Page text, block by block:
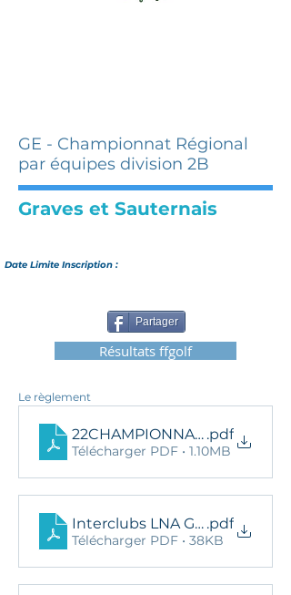
GE - Championnat Régional
par équipes division 2B
Graves et Sauternais
Date Limite Inscription :
Partager
Résultats ffgolf
Le règlement
22CHAMPIONNAT REGIONAL
.pdf
Télécharger PDF • 1.10MB
Interclubs LNA GE Div2B qualif
.pdf
Télécharger PDF • 38KB